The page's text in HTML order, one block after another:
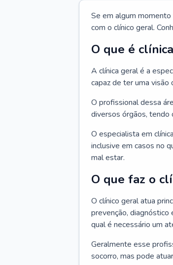
Se em algum
com o clínico geral.
O que é
A clínica geral é a
capaz de ter uma visão
O profissional dessa
diversos órgãos, tendo
O especialista em
inclusive em casos no
mal estar.
O que faz o
O clínico geral atua
prevenção,
qual é necessário um
Geralmente esse
socorro, mas pode